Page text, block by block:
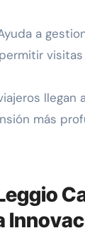
a
llegan
más